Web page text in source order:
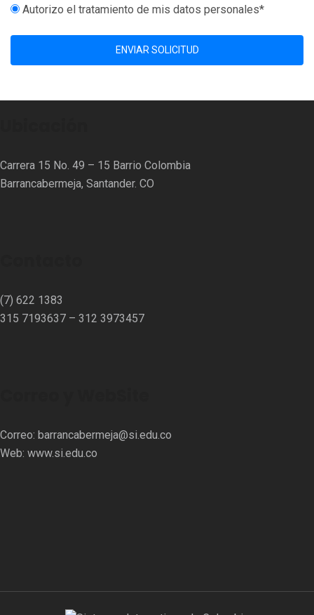
Autorizo el tratamiento de mis datos personales*
ENVIAR SOLICITUD
Carrera 15 No. 49 – 15 Barrio Colombia
Barrancabermeja, Santander. CO
(7) 622 1383
315 7193637 – 312 3973457⁣⁣
Correo: barrancabermeja@si.edu.co
Web: www.si.edu.co